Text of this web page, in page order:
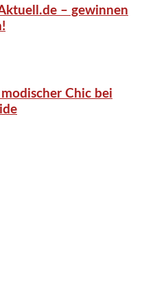
– gewinnen
Chic bei